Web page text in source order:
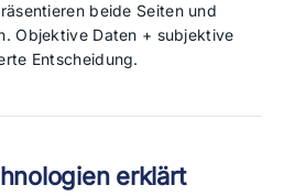
beide Seiten und
Objektive Daten + subjektive
Entscheidung.
erklärt